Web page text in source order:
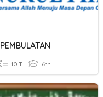
PEMBULATAN
10 T 6th